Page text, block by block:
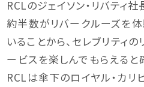
RCLのジェイソン・リバティ
約半数がリバークルーズを
いることから、セレブリティ
ービスを楽しんでもらえると
RCLは傘下のロイヤル・カリ